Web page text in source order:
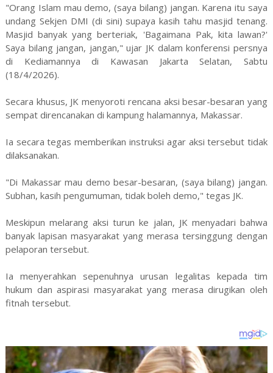
"Orang Islam mau demo, (saya bilang) jangan. Karena itu saya
undang Sekjen DMI (di sini) supaya kasih tahu masjid tenang.
Masjid banyak yang berteriak, 'Bagaimana Pak, kita lawan?'
Saya bilang jangan, jangan," ujar JK dalam konferensi persnya
di Kediamannya di Kawasan Jakarta Selatan, Sabtu
(18/4/2026).
Secara khusus, JK menyoroti rencana aksi besar-besaran yang
sempat direncanakan di kampung halamannya, Makassar.
Ia secara tegas memberikan instruksi agar aksi tersebut tidak
dilaksanakan.
"Di Makassar mau demo besar-besaran, (saya bilang) jangan.
Subhan, kasih pengumuman, tidak boleh demo," tegas JK.
Meskipun melarang aksi turun ke jalan, JK menyadari bahwa
banyak lapisan masyarakat yang merasa tersinggung dengan
pelaporan tersebut.
Ia menyerahkan sepenuhnya urusan legalitas kepada tim
hukum dan aspirasi masyarakat yang merasa dirugikan oleh
fitnah tersebut.